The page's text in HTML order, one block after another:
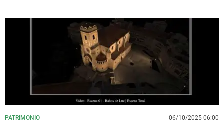
PATRIMONIO 06/10/2025 06:00